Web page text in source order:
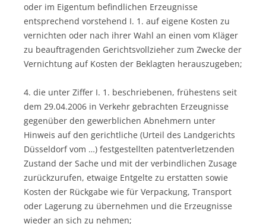
oder im Eigentum befindlichen Erzeugnisse
entsprechend vorstehend I. 1. auf eigene Kosten zu
vernichten oder nach ihrer Wahl an einen vom Kläger
zu beauftragenden Gerichtsvollzieher zum Zwecke der
Vernichtung auf Kosten der Beklagten herauszugeben;
4. die unter Ziffer I. 1. beschriebenen, frühestens seit
dem 29.04.2006 in Verkehr gebrachten Erzeugnisse
gegenüber den gewerblichen Abnehmern unter
Hinweis auf den gerichtliche (Urteil des Landgerichts
Düsseldorf vom …) festgestellten patentverletzenden
Zustand der Sache und mit der verbindlichen Zusage
zurückzurufen, etwaige Entgelte zu erstatten sowie
Kosten der Rückgabe wie für Verpackung, Transport
oder Lagerung zu übernehmen und die Erzeugnisse
wieder an sich zu nehmen;